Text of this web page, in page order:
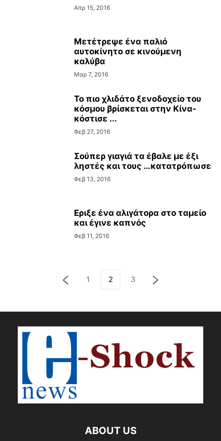
Απρ 15, 2016
Μετέτρεψε ένα παλιό
αυτοκίνητο σε κινούμενη
καλύβα
Μαρ 7, 2016
Το πιο χλιδάτο ξενοδοχείο του
κόσμου βρίσκεται στην Κίνα-
κόστισε ...
Φεβ 27, 2016
Σούπερ γιαγιά τα έβαλε με έξι
ληστές και τους …κατατρόπωσε
Φεβ 13, 2016
Εριξε ένα αλιγάτορα στο ταμείο
και έγινε καπνός
Φεβ 11, 2016
1 2 3
ABOUT US